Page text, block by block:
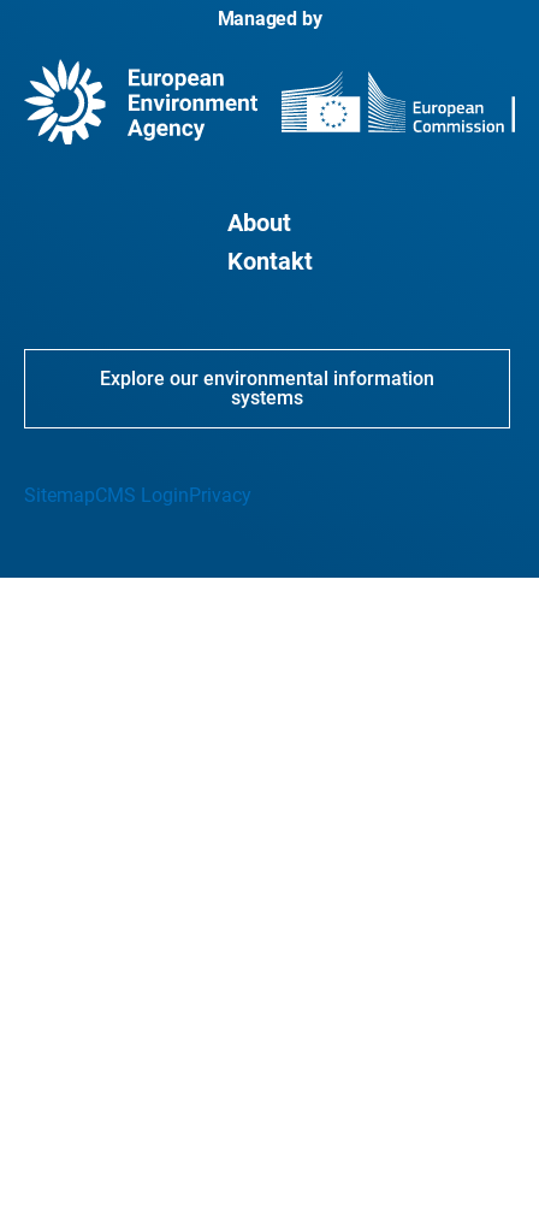
Managed by
About
Kontakt
Explore our environmental information
systems
SitemapCMS LoginPrivacy